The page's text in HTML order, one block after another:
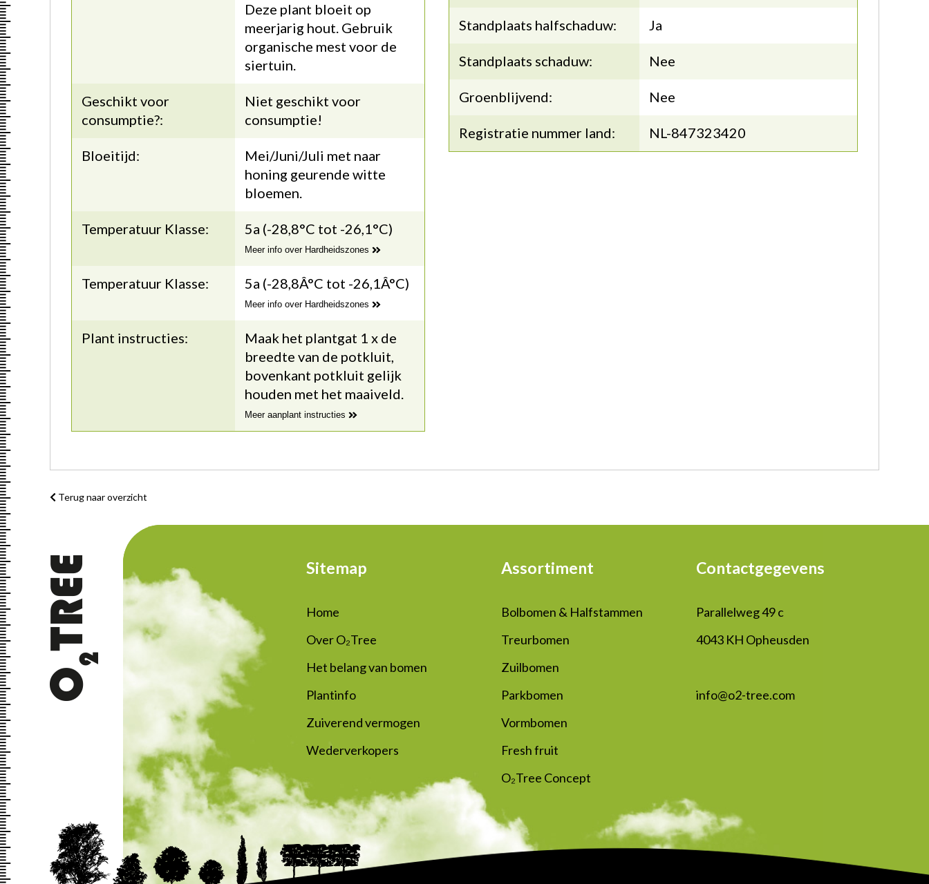
Deze plant bloeit op
meerjarig hout. Gebruik
organische mest voor de
siertuin.
Geschikt voor
consumptie?:
Niet geschikt voor
consumptie!
Bloeitijd:
Mei/Juni/Juli met naar
honing geurende witte
bloemen.
Temperatuur Klasse: 5a (-28,8°C tot -26,1°C)
Meer info over Hardheidszones
Temperatuur Klasse: 5a (-28,8Â°C tot -26,1Â°C)
Meer info over Hardheidszones
Plant instructies:
Maak het plantgat 1 x de
breedte van de potkluit,
bovenkant potkluit gelijk
houden met het maaiveld.
Meer aanplant instructies
Standplaats halfschaduw: Ja
Standplaats schaduw: Nee
Groenblijvend: Nee
Registratie nummer land: NL-847323420
Terug naar overzicht
Sitemap
Home
Over O₂Tree
Het belang van bomen
Plantinfo
Zuiverend vermogen
Wederverkopers
Assortiment
Bolbomen & Halfstammen
Treurbomen
Zuilbomen
Parkbomen
Vormbomen
Fresh fruit
O₂Tree Concept
Contactgegevens
Parallelweg 49 c
4043 KH Opheusden
info@o2-tree.com